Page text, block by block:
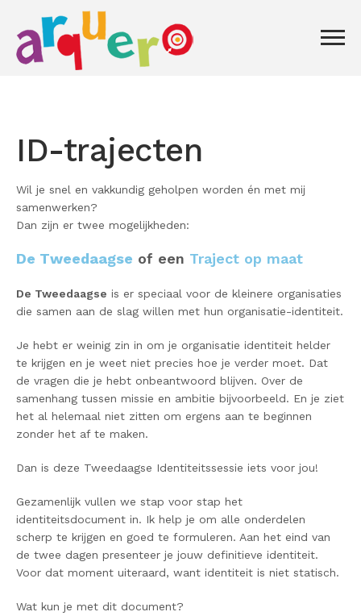
ID-trajecten
Wil je snel en vakkundig geholpen worden én met mij
samenwerken?
Dan zijn er twee mogelijkheden:
De Tweedaagse of een Traject op maat
De Tweedaagse is er speciaal voor de kleinere organisaties
die samen aan de slag willen met hun organisatie-identiteit.
Je hebt er weinig zin in om je organisatie identiteit helder
te krijgen en je weet niet precies hoe je verder moet. Dat
de vragen die je hebt onbeantwoord blijven. Over de
samenhang tussen missie en ambitie bijvoorbeeld. En je ziet
het al helemaal niet zitten om ergens aan te beginnen
zonder het af te maken.
Dan is deze Tweedaagse Identiteitssessie iets voor jou!
Gezamenlijk vullen we stap voor stap het
identiteitsdocument in. Ik help je om alle onderdelen
scherp te krijgen en goed te formuleren. Aan het eind van
de twee dagen presenteer je jouw definitieve identiteit.
Voor dat moment uiteraard, want identiteit is niet statisch.
Wat kun je met dit document?